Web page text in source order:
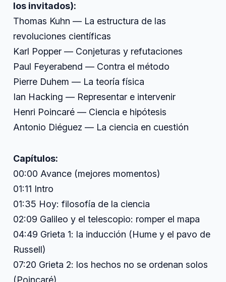
los invitados):
Thomas Kuhn — La estructura de las
revoluciones científicas
Karl Popper — Conjeturas y refutaciones
Paul Feyerabend — Contra el método
Pierre Duhem — La teoría física
Ian Hacking — Representar e intervenir
Henri Poincaré — Ciencia e hipótesis
Antonio Diéguez — La ciencia en cuestión
Capítulos:
00:00 Avance (mejores momentos)
01:11 Intro
01:35 Hoy: filosofía de la ciencia
02:09 Galileo y el telescopio: romper el mapa
04:49 Grieta 1: la inducción (Hume y el pavo de
Russell)
07:20 Grieta 2: los hechos no se ordenan solos
(Poincaré)